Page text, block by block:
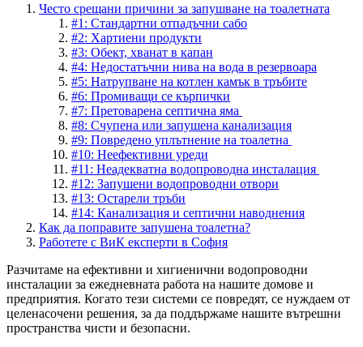
Често срещани причини за запушване на тоалетната
#1: Стандартни отпадъчни сабо
#2: Хартиени продукти
#3: Обект, хванат в капан
#4: Недостатъчни нива на вода в резервоара
#5: Натрупване на котлен камък в тръбите
#6: Промиващи се кърпички
#7: Претоварена септична яма
#8: Счупена или запушена канализация
#9: Повредено уплътнение на тоалетна
#10: Неефективни уреди
#11: Неадекватна водопроводна инсталация
#12: Запушени водопроводни отвори
#13: Остарели тръби
#14: Канализация и септични наводнения
Как да поправите запушена тоалетна?
Работете с ВиК експерти в София
Разчитаме на ефективни и хигиенични водопроводни
инсталации за ежедневната работа на нашите домове и
предприятия. Когато тези системи се повредят, се нуждаем от
целенасочени решения, за да поддържаме нашите вътрешни
пространства чисти и безопасни.